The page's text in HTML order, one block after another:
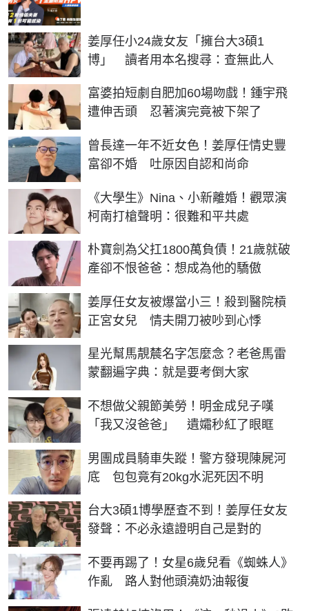
姜厚任小24歲女友「擁台大3碩1
博」 讀者用本名搜尋：查無此人
富婆拍短劇自肥加60場吻戲！鍾宇飛
遭伸舌頭 忍著演完竟被下架了
曾長達一年不近女色！姜厚任情史豐
富卻不婚 吐原因自認和尚命
《大學生》Nina、小新離婚！觀眾演
柯南打槍聲明：很難和平共處
朴寶劍為父扛1800萬負債！21歲就破
產卻不恨爸爸：想成為他的驕傲
姜厚任女友被爆當小三！殺到醫院槓
正宮女兒 情夫開刀被吵到心悸
星光幫馬靚辳名字怎麼念？老爸馬雷
蒙翻遍字典：就是要考倒大家
不想做父親節美勞！明金成兒子嘆
「我又沒爸爸」 遺孀秒紅了眼眶
男團成員騎車失蹤！警方發現陳屍河
底 包包竟有20kg水泥死因不明
台大3碩1博學歷查不到！姜厚任女友
發聲：不必永遠證明自己是對的
不要再踢了！女星6歲兒看《蜘蛛人》
作亂 路人對他頭澆奶油報復